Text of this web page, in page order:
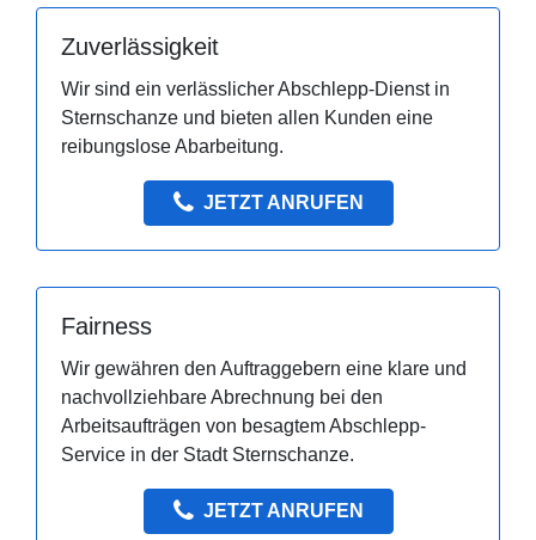
Zuverlässigkeit
Wir sind ein verlässlicher Abschlepp-Dienst in
Sternschanze und bieten allen Kunden eine
reibungslose Abarbeitung.
JETZT ANRUFEN
Fairness
Wir gewähren den Auftraggebern eine klare und
nachvollziehbare Abrechnung bei den
Arbeitsaufträgen von besagtem Abschlepp-
Service in der Stadt Sternschanze.
JETZT ANRUFEN